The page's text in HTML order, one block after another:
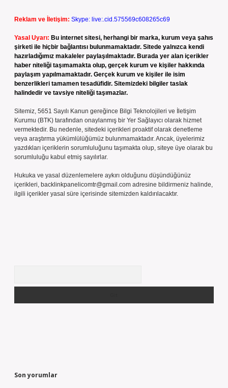
Reklam ve İletişim: Skype: live:.cid.575569c608265c69
Yasal Uyarı: Bu internet sitesi, herhangi bir marka, kurum veya şahıs
şirketi ile hiçbir bağlantısı bulunmamaktadır. Sitede yalnızca kendi
hazırladığımız makaleler paylaşılmaktadır. Burada yer alan içerikler
haber niteliği taşımamakta olup, gerçek kurum ve kişiler hakkında
paylaşım yapılmamaktadır. Gerçek kurum ve kişiler ile isim
benzerlikleri tamamen tesadüfidir. Sitemizdeki bilgiler taslak
halindedir ve tavsiye niteliği taşımazlar.
Sitemiz, 5651 Sayılı Kanun gereğince Bilgi Teknolojileri ve İletişim
Kurumu (BTK) tarafından onaylanmış bir Yer Sağlayıcı olarak hizmet
vermektedir. Bu nedenle, sitedeki içerikleri proaktif olarak denetleme
veya araştırma yükümlülüğümüz bulunmamaktadır. Ancak, üyelerimiz
yazdıkları içeriklerin sorumluluğunu taşımakta olup, siteye üye olarak bu
sorumluluğu kabul etmiş sayılırlar.
Hukuka ve yasal düzenlemelere aykırı olduğunu düşündüğünüz
içerikleri, backlinkpanelicomtr@gmail.com adresine bildirmeniz halinde,
ilgili içerikler yasal süre içerisinde sitemizden kaldırılacaktır.
Son yorumlar